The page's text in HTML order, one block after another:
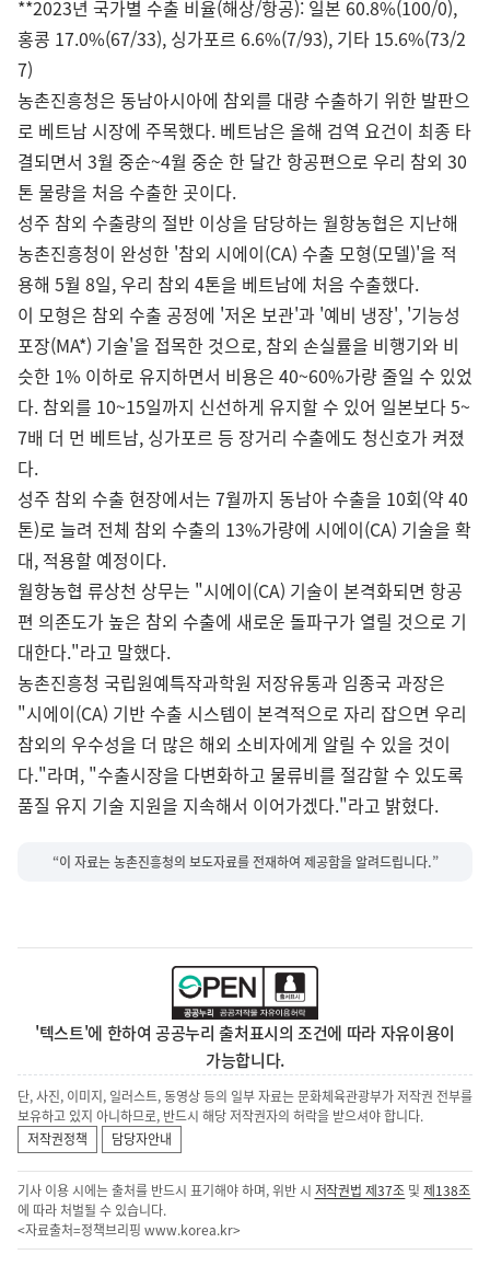
**2023년 국가별 수출 비율(해상/항공): 일본 60.8%(100/0),
홍콩 17.0%(67/33), 싱가포르 6.6%(7/93), 기타 15.6%(73/2
7)
농촌진흥청은 동남아시아에 참외를 대량 수출하기 위한 발판으
로 베트남 시장에 주목했다. 베트남은 올해 검역 요건이 최종 타
결되면서 3월 중순~4월 중순 한 달간 항공편으로 우리 참외 30
톤 물량을 처음 수출한 곳이다.
성주 참외 수출량의 절반 이상을 담당하는 월항농협은 지난해
농촌진흥청이 완성한 '참외 시에이(CA) 수출 모형(모델)'을 적
용해 5월 8일, 우리 참외 4톤을 베트남에 처음 수출했다.
이 모형은 참외 수출 공정에 '저온 보관'과 '예비 냉장', '기능성
포장(MA*) 기술'을 접목한 것으로, 참외 손실률을 비행기와 비
슷한 1% 이하로 유지하면서 비용은 40~60%가량 줄일 수 있었
다. 참외를 10~15일까지 신선하게 유지할 수 있어 일본보다 5~
7배 더 먼 베트남, 싱가포르 등 장거리 수출에도 청신호가 켜졌
다.
성주 참외 수출 현장에서는 7월까지 동남아 수출을 10회(약 40
톤)로 늘려 전체 참외 수출의 13%가량에 시에이(CA) 기술을 확
대, 적용할 예정이다.
월항농협 류상천 상무는 "시에이(CA) 기술이 본격화되면 항공
편 의존도가 높은 참외 수출에 새로운 돌파구가 열릴 것으로 기
대한다."라고 말했다.
농촌진흥청 국립원예특작과학원 저장유통과 임종국 과장은
"시에이(CA) 기반 수출 시스템이 본격적으로 자리 잡으면 우리
참외의 우수성을 더 많은 해외 소비자에게 알릴 수 있을 것이
다."라며, "수출시장을 다변화하고 물류비를 절감할 수 있도록
품질 유지 기술 지원을 지속해서 이어가겠다."라고 밝혔다.
“이 자료는 농촌진흥청의 보도자료를 전재하여 제공함을 알려드립니다.”
'텍스트'에 한하여 공공누리 출처표시의 조건에 따라 자유이용이
가능합니다.
단, 사진, 이미지, 일러스트, 동영상 등의 일부 자료는 문화체육관광부가 저작권 전부를
보유하고 있지 아니하므로, 반드시 해당 저작권자의 허락을 받으셔야 합니다.
저작권정책
담당자안내
기사 이용 시에는 출처를 반드시 표기해야 하며, 위반 시 저작권법 제37조 및제138조
에 따라 처벌될 수 있습니다.
<자료출처=정책브리핑 www.korea.kr>